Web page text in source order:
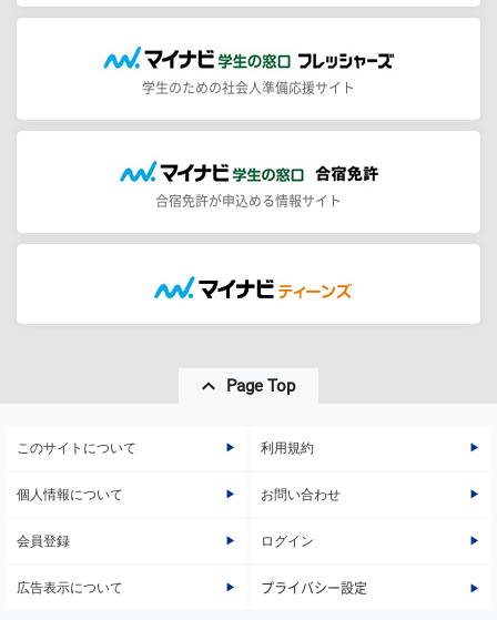
学生のための社会人準備応援サイト
合宿免許が申込める情報サイト
Page Top
このサイトについて 利用規約
個人情報について お問い合わせ
会員登録 ログイン
広告表示について プライバシー設定